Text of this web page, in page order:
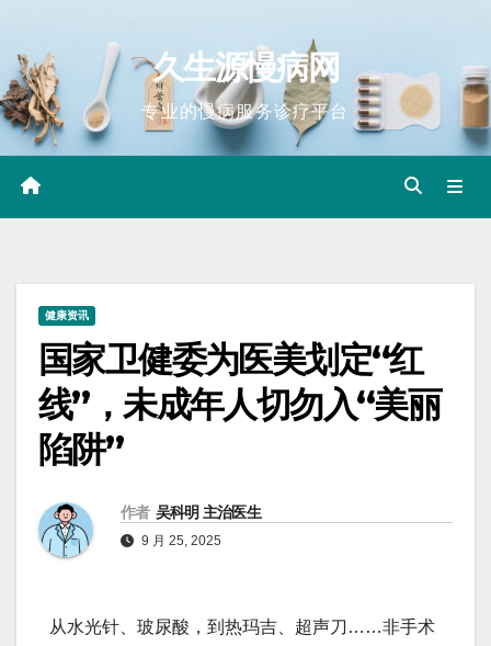
content
久生源慢病网
专业的慢病服务诊疗平台
健康资讯
国家卫健委为医美划定“红
线”，未成年人切勿入“美丽
陷阱”
作者 吴科明 主治医生
9 月 25, 2025
从水光针、玻尿酸，到热玛吉、超声刀……非手术